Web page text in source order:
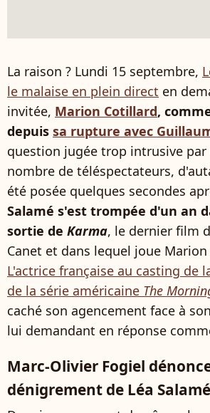
La raison ? Lundi 15 septembre,
le malaise en plein direct en
invitée, Marion Cotillard,
depuis sa rupture avec
question jugée trop intrusive par
nombre de téléspectateurs,
été posée quelques secondes
Salamé s'est trompée d'un an
sortie de Karma, le dernier film
Canet et dans lequel joue
L'actrice française au casting de
de la série américaine The
caché son agencement face à
lui demandant en réponse
Marc-Olivier Fogiel
dénigrement de Léa Salamé